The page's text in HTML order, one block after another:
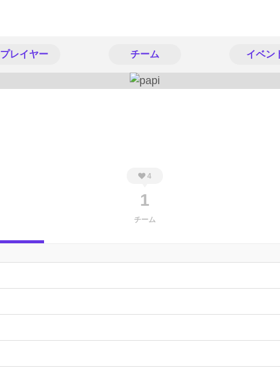
プレイヤー チーム イベン
4
1
チーム